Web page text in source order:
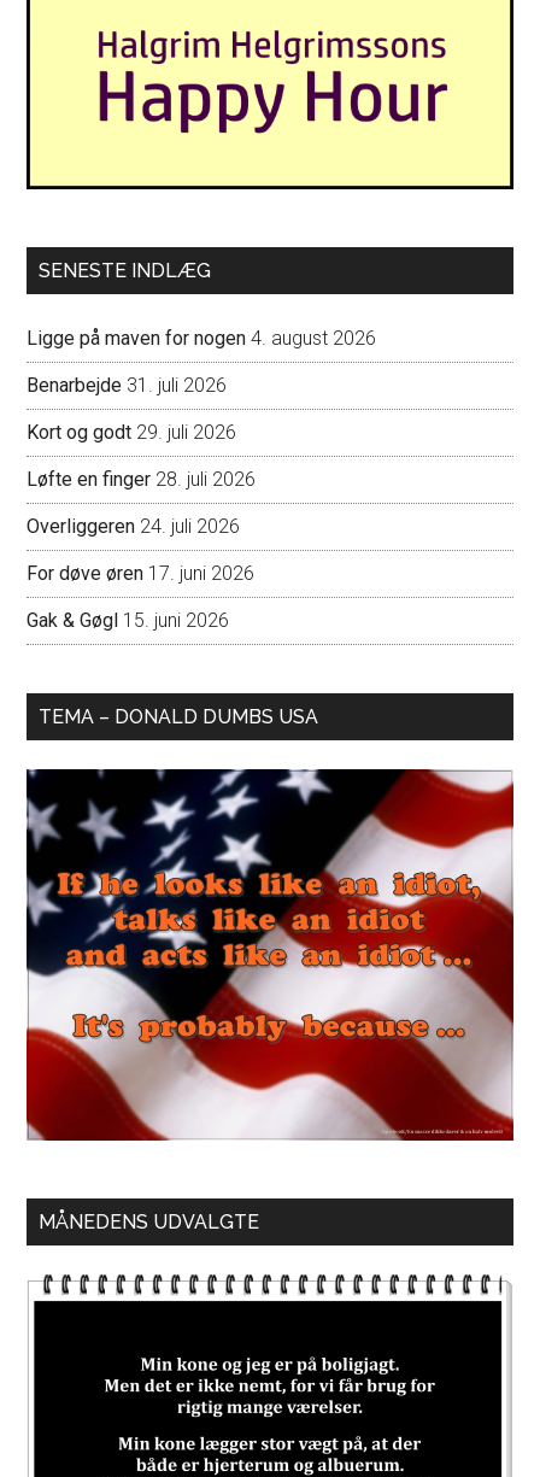
SENESTE INDLÆG
Ligge på maven for nogen 4. august 2026
Benarbejde 31. juli 2026
Kort og godt 29. juli 2026
Løfte en finger 28. juli 2026
Overliggeren 24. juli 2026
For døve øren 17. juni 2026
Gak & Gøgl 15. juni 2026
TEMA – DONALD DUMBS USA
MÅNEDENS UDVALGTE